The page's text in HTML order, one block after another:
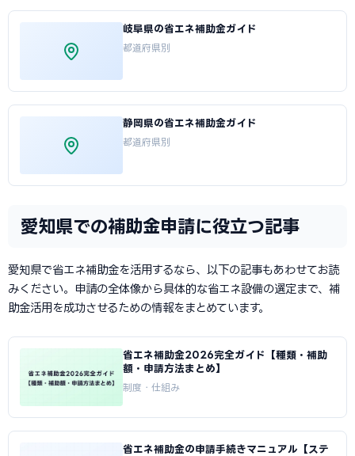
岐阜県の省エネ補助金ガイド
都道府県別
静岡県の省エネ補助金ガイド
都道府県別
愛知県での補助金申請に役立つ記事
愛知県で省エネ補助金を活用するなら、以下の記事もあわせてお読
みください。申請の全体像から具体的な省エネ設備の選定まで、補
助金活用を成功させるための情報をまとめています。
省エネ補助金2026完全ガイド【種類・補助
額・申請方法まとめ】
制度・仕組み
省エネ補助金の申請手続きマニュアル【ステ